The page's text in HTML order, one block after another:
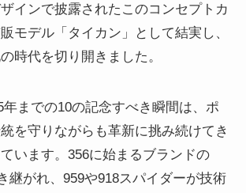
インで披露されたこのコンセプトカ
モデル「タイカン」として結実し、
時代を切り開きました。
年までの10の記念すべき瞬間は、ポ
を守りながらも革新に挑み続けてき
います。356に始まるブランドの
継がれ、959や918スパイダーが技術